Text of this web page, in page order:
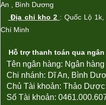
An , Bình Dương
Địa chỉ kho 2 : Quốc Lộ 1k
Chí Minh
Hỗ trợ thanh toán qua ngân
Tên ngân hàng: Ngân
Chi nhánh: Dĩ An, Bình
Chủ Tài khoản: Thảo
Số Tài khoản: